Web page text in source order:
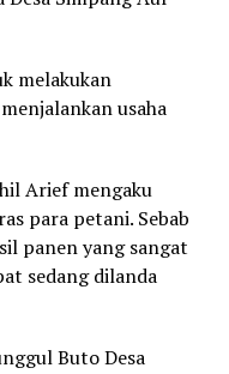
melakukan
usaha
Arief mengaku
para petani. Sebab
panen yang sangat
sedang dilanda
Buto Desa